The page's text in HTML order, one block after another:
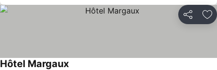
Partilhar
Hôtel Margaux